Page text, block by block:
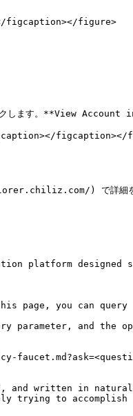
クします。**View
figcaption></
) で詳細を
platform designed
you can query
parameter, and the
and written in natural
trying to